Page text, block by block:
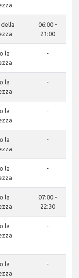
06:00 -
21:00
la
-
la
-
la
-
la
-
la
-
la
07:00 -
22:30
la
-
la
-